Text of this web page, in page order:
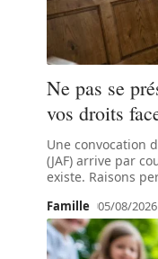
Ne pas se
vos droits
Une convocation
(JAF) arrive par
existe. Raisons
Famille 05/08/2026